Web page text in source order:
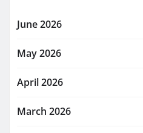
June 2026
May 2026
April 2026
March 2026